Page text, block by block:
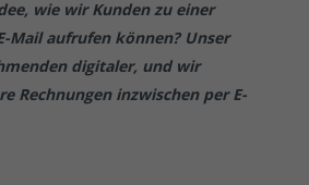
wie wir Kunden zu einer
Mail aufrufen können? Unser
digitaler, und wir
Rechnungen inzwischen per E-